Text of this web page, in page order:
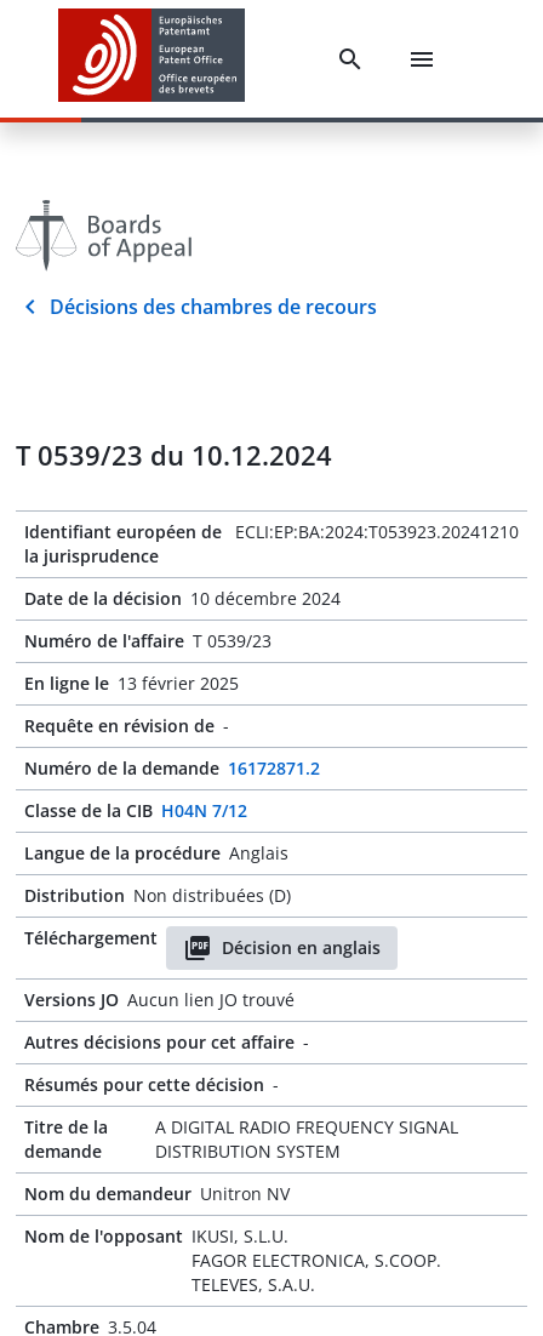
Décisions des chambres de recours
T 0539/23 du 10.12.2024
Identifiant européen de
la jurisprudence
ECLI:EP:BA:2024:T053923.20241210
Date de la décision 10 décembre 2024
Numéro de l'affaire T 0539/23
En ligne le 13 février 2025
Requête en révision de -
Numéro de la demande 16172871.2
Classe de la CIB H04N 7/12
Langue de la procédure Anglais
Distribution Non distribuées (D)
Téléchargement
Décision en anglais
Versions JO Aucun lien JO trouvé
Autres décisions pour cet affaire -
Résumés pour cette décision -
Titre de la
demande
A DIGITAL RADIO FREQUENCY SIGNAL
DISTRIBUTION SYSTEM
Nom du demandeur Unitron NV
Nom de l'opposant IKUSI, S.L.U.
FAGOR ELECTRONICA, S.COOP.
TELEVES, S.A.U.
Chambre 3.5.04